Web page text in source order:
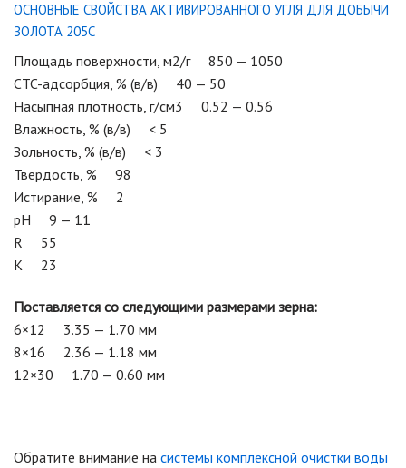
ОСНОВНЫЕ СВОЙСТВА АКТИВИРОВАННОГО УГЛЯ ДЛЯ ДОБЫЧИ
ЗОЛОТА 205С
Площадь поверхности, м2/г 850 — 1050
CTC-адсорбция, % (в/в) 40 — 50
Насыпная плотность, г/см3 0.52 — 0.56
Влажность, % (в/в) < 5
Зольность, % (в/в) < 3
Твердость, % 98
Истирание, % 2
pH 9 — 11
R 55
К 23
Поставляется со следующими размерами зерна:
6×12 3.35 — 1.70 мм
8×16 2.36 — 1.18 мм
12×30 1.70 — 0.60 мм
Обратите внимание на системы комплексной очистки воды